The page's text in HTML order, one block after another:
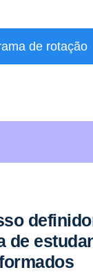
de rotação
de